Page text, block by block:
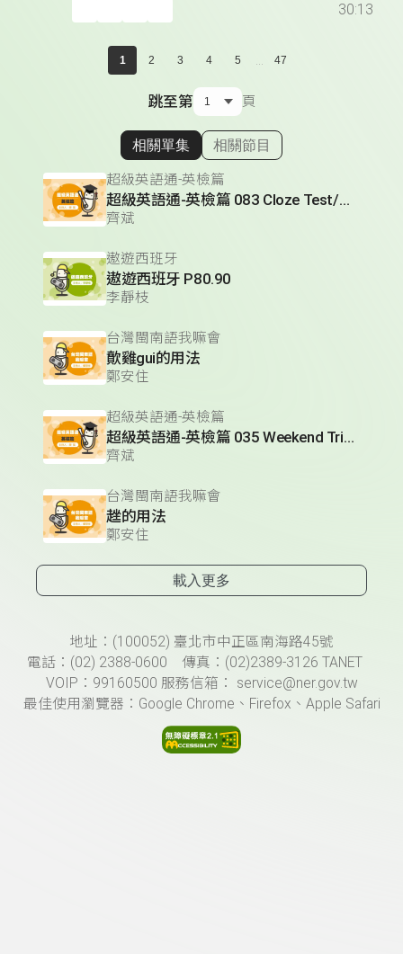
30:13
1 2 3 4 5 ... 47
跳至第 頁
顯示相關單集
相關單集 相關節目
超級英語通-英檢篇
超級英語通-英檢篇 083 Cloze Test/段落填空-13
齊斌
遨遊西班牙
遨遊西班牙 P80.90
李靜枝
台灣閩南語我嘛會
歕雞gui的用法
鄭安住
超級英語通-英檢篇
超級英語通-英檢篇 035 Weekend Trip- 週末旅遊
齊斌
台灣閩南語我嘛會
趖的用法
鄭安住
載入更多
頁尾資訊地址：(100052) 臺北市中正區南海路45號
電話：(02) 2388-0600 傳真：(02)2389-3126 TANET
VOIP：99160500 服務信箱： service@ner.gov.tw
最佳使用瀏覽器：Google Chrome、Firefox、Apple Safari